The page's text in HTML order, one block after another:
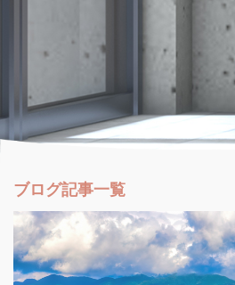
ブログ記事一覧